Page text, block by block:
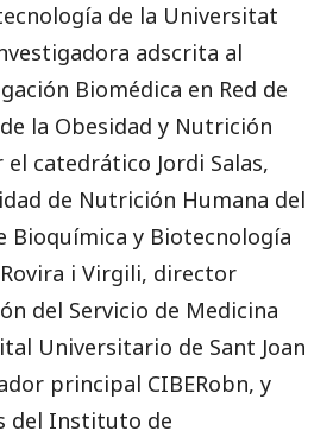
de la Universitat
adscrita al
Biomédica en Red de
la Obesidad y Nutrición
el catedrático Jordi Salas,
de Nutrición Humana del
Bioquímica y Biotecnología
i Virgili, director
del Servicio de Medicina
Universitario de Sant Joan
principal CIBERobn, y
del Instituto de